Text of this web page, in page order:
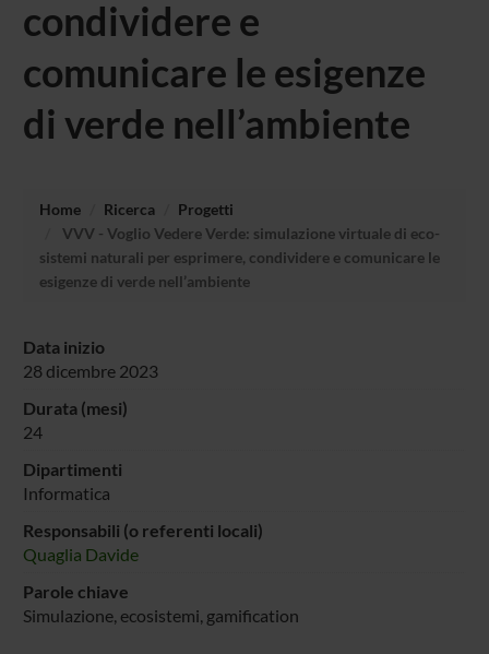
condividere e
comunicare le esigenze
di verde nell’ambiente
Home Ricerca
Progetti
VVV - Voglio Vedere Verde: simulazione virtuale di eco-
sistemi naturali per esprimere, condividere e comunicare le
esigenze di verde nell’ambiente
Data inizio
28 dicembre 2023
Durata (mesi)
24
Dipartimenti
Informatica
Responsabili (o referenti locali)
Quaglia Davide
Parole chiave
Simulazione, ecosistemi, gamification